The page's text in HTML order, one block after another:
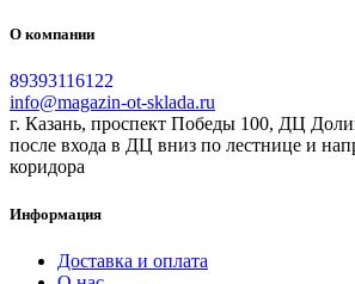
О компании
89393116122
info@magazin-ot-sklada.ru
г. Казань, проспект Победы 100, ДЦ
после входа в ДЦ вниз по лестнице и
коридора
Информация
Доставка и оплата